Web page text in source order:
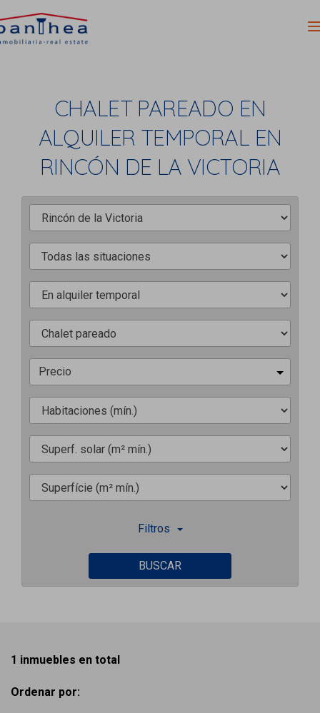
CHALET PAREADO EN
ALQUILER TEMPORAL EN
RINCÓN DE LA VICTORIA
Precio
Filtros
BUSCAR
1 inmuebles en total
Ordenar por: